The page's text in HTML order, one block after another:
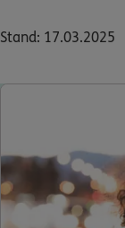
Stand: 17.03.2025